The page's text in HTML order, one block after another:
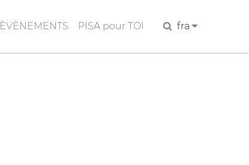
ÈVÈNEMENTS PISA pour TOI Rechercher
fra